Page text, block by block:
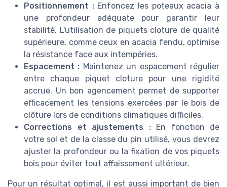
Positionnement :Enfoncez les poteaux acacia à
une profondeur adéquate pour garantir leur
stabilité. L'utilisation de piquets cloture de qualité
supérieure, comme ceux en acacia fendu, optimise
la résistance face aux intempéries.
Espacement : Maintenez un espacement régulier
entre chaque piquet cloture pour une rigidité
accrue. Un bon agencement permet de supporter
efficacement les tensions exercées par le bois de
clôture lors de conditions climatiques difficiles.
Corrections et ajustements :En fonction de
votre sol et de la classe du pin utilisé, vous devrez
ajuster la profondeur ou la fixation de vos piquets
bois pour éviter tout affaissement ultérieur.
Pour un résultat optimal, il est aussi important de bien